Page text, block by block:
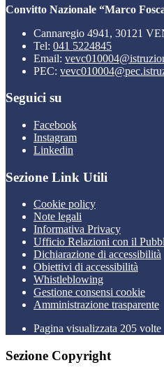
Convitto Nazionale “Marco
Cannaregio 4941, 30121
Tel: 041 5224845
Email:
PEC:
Seguici su
Facebook
Instagram
Linkedin
Sezione Link Utili
Cookie policy
Note legali
Informativa Privacy
Ufficio Relazioni con il
Dichiarazione di accessibilità
Obiettivi di accessibilità
Whistleblowing
Gestione consensi cookie
Amministrazione trasparente
Pagina visualizzata 205 volte
Sezione Copyright